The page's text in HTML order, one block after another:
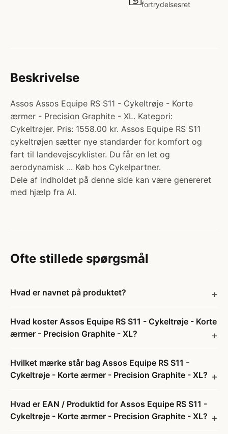
fortrydelsesret
Beskrivelse
Assos Assos Equipe RS S11 - Cykeltrøje - Korte
ærmer - Precision Graphite - XL. Kategori:
Cykeltrøjer. Pris: 1558.00 kr. Assos Equipe RS S11
cykeltrøjen sætter nye standarder for komfort og
fart til landevejscyklister. Du får en let og
aerodynamisk ... Køb hos Cykelpartner.
Dele af indholdet på denne side kan være genereret
med hjælp fra AI.
Ofte stillede spørgsmål
Hvad er navnet på produktet?
Hvad koster Assos Equipe RS S11 - Cykeltrøje - Korte
ærmer - Precision Graphite - XL?
Hvilket mærke står bag Assos Equipe RS S11 -
Cykeltrøje - Korte ærmer - Precision Graphite - XL?
Hvad er EAN / Produktid for Assos Equipe RS S11 -
Cykeltrøje - Korte ærmer - Precision Graphite - XL?